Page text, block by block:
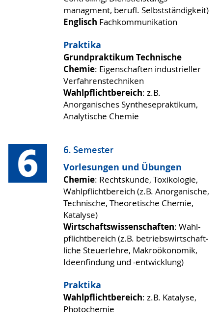
managment, berufl. Selbst­ständig­keit)
Englisch Fach­kommu­nikation
Praktika
Grund­praktikum Technische
Chemie: Eigen­schaften indus­trieller
Verfahrens­techniken
Wahlpflichtbereich: z.B.
Anorganisches Synthesepraktikum,
Analytische Chemie
6. Semester
Vorlesungen und Übungen
Chemie: Rechtskunde, Toxikologie,
Wahl­pflicht­bereich (z.B. Anorga­nische,
Technische, Theo­retische Chemie,
Katalyse)
Wirtschafts­wissen­schaften: Wahl­
pflicht­bereich (z.B. be­triebs­wirtschaft­
liche Steuer­lehre, Makro­ökonomik,
Ideen­findung und -entwicklung)
Praktika
Wahlpflichtbereich: z.B. Katalyse,
Photochemie